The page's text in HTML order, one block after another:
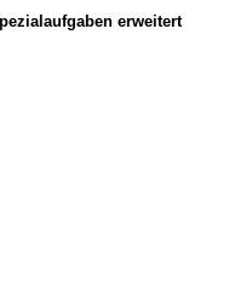
erweitert